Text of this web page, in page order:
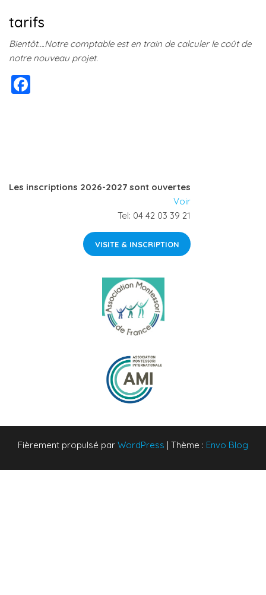
tarifs
Bientôt….Notre comptable est en train de calculer le coût de
notre nouveau projet.
o
Les inscriptions 2026-2027 sont ouvertes
Voir
Tel: 04 42 03 39 21
VISITE & INSCRIPTION
Fièrement propulsé par WordPress | Thème : Envo Blog